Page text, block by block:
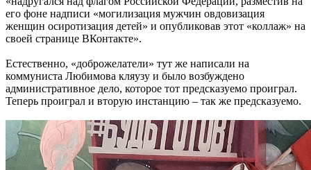
его фоне надписи «могилизация мужчин овдовизация
женщин осиротизация детей» и опубликовав этот «коллаж» на
своей странице ВКонтакте».
Естественно, «доброжелатели» тут же написали на
коммуниста Любимова кляузу и было возбуждено
административное дело, которое тот предсказуемо проиграл.
Теперь проиграл и вторую инстанцию – так же предсказуемо.